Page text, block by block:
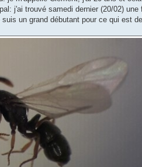
j'ai trouvé samedi dernier (20/02)
suis un grand débutant pour ce qui est